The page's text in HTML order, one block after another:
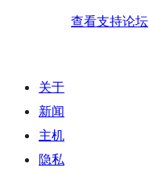
查看支持论坛
关于
新闻
主机
隐私